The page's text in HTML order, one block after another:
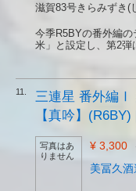
滋賀83号きらみずき(
今季R5BYの番外編
米」と設定し、第2
11.
三連星 番外編Ⅰ
【真吟】
写真はあ
りません
¥ 3,300
美冨久